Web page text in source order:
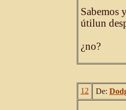
Sabemos
útilun
¿no?
12 De: